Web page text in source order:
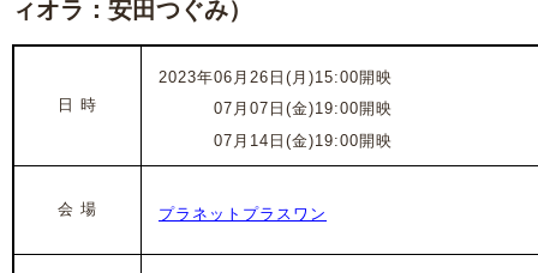
ィオラ：安田つぐみ）
日 時
2023年06月26日(月)15:00開映
07月07日(金)19:00開映
07月14日(金)19:00開映
会 場 プラネットプラスワン